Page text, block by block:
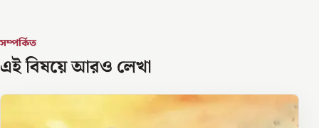
সম্পর্কিত
এই বিষয়ে আরও লেখা